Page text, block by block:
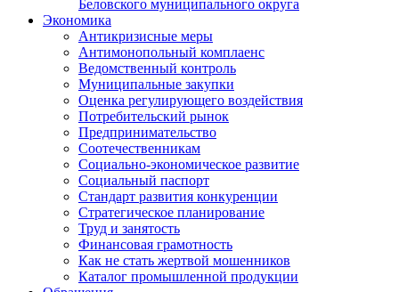
Беловского муниципального округа
Экономика
Антикризисные меры
Антимонопольный комплаенс
Ведомственный контроль
Муниципальные закупки
Оценка регулирующего воздействия
Потребительский рынок
Предпринимательство
Соотечественникам
Социально-экономическое развитие
Социальный паспорт
Стандарт развития конкуренции
Стратегическое планирование
Труд и занятость
Финансовая грамотность
Как не стать жертвой мошенников
Каталог промышленной продукции